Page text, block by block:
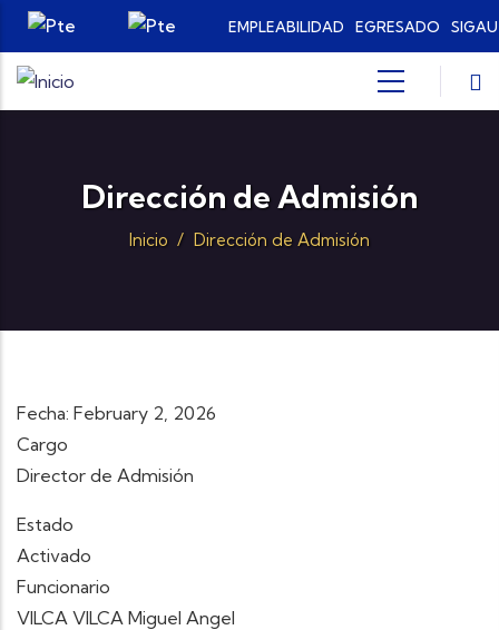
Pasar al contenido principal
EMPLEABILIDAD EGRESADO SIGAU
Dirección de Admisión
Inicio / Dirección de Admisión
Fecha: February 2, 2026
Cargo
Director de Admisión
Estado
Activado
Funcionario
VILCA VILCA Miguel Angel